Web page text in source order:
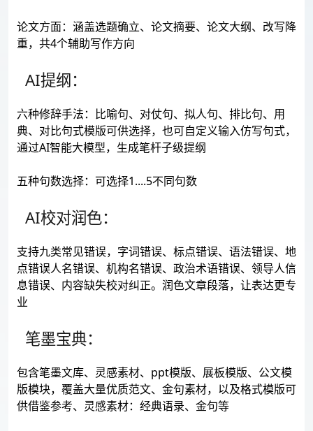
论文方面：涵盖选题确立、论文摘要、论文大纲、改写降
重，共4个辅助写作方向
AI提纲：
六种修辞手法：比喻句、对仗句、拟人句、排比句、用
典、对比句式模版可供选择，也可自定义输入仿写句式，
通过AI智能大模型，生成笔杆子级提纲
五种句数选择：可选择1....5不同句数
AI校对润色：
支持九类常见错误，字词错误、标点错误、语法错误、地
点错误人名错误、机构名错误、政治术语错误、领导人信
息错误、内容缺失校对纠正。润色文章段落，让表达更专
业
笔墨宝典：
包含笔墨文库、灵感素材、ppt模版、展板模版、公文模
版模块，覆盖大量优质范文、金句素材，以及格式模版可
供借鉴参考、灵感素材：经典语录、金句等